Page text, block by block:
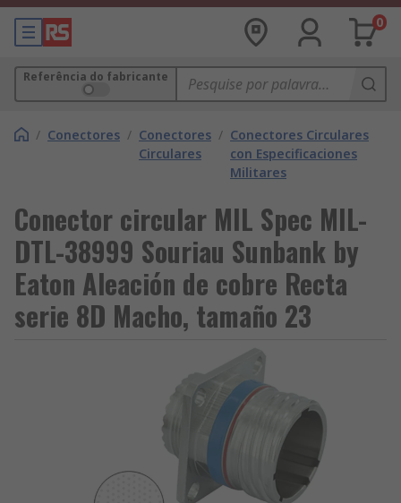
0
Referência do fabricante
/ Conectores / Conectores
Circulares
/ Conectores Circulares
con Especificaciones
Militares
Conector circular MIL Spec MIL-
DTL-38999 Souriau Sunbank by
Eaton Aleación de cobre Recta
serie 8D Macho, tamaño 23